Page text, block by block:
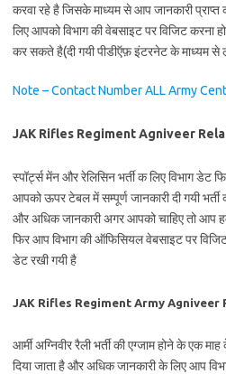
करवा रहे है जिसके माध्यम से आप जानकारी
लिए आपको विभाग की वेबसाइट पर विजिट करना
कर सकते है(दी गयी पीडीऍफ़ इंटरनेट के माध्यम से
Note – Contact Number ALL Army
JAK Rifles Regiment Agniveer
स्पॉर्ट्स मेंन और रेलिसिन भर्ती क लिए विभाग डेट
आपको ऊपर टेबल में सम्पूर्ण जानकारी दी गयी
और अधिक जानकारी अगर आपको चाहिए तो
फिर आप विभाग की ऑफिसियल वेबसाइट पर
डेट रखी गयी है
JAK Rifles Regiment Army Agniveer
आर्मी अग्निवीर रैली भर्ती की एग्जाम होने के एक
दिया जाता है और अधिक जानकारी के लिए आप